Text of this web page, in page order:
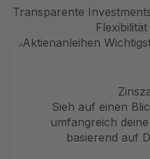
Transparente
Sieh auf einen
umfangreich
basierend auf